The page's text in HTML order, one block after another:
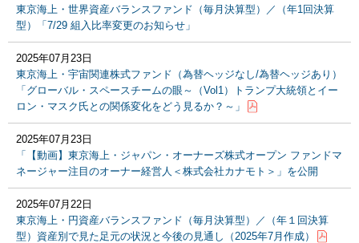
東京海上・世界資産バランスファンド（毎月決算型）／（年1回決算
型）「7/29 組入比率変更のお知らせ」
2025年07月23日
東京海上・宇宙関連株式ファンド（為替ヘッジなし/為替ヘッジあり）
「グローバル・スペースチームの眼～（Vol1）トランプ大統領とイー
ロン・マスク氏との関係変化をどう見るか？～」
2025年07月23日
「【動画】東京海上・ジャパン・オーナーズ株式オープン ファンドマ
ネージャー注目のオーナー経営人＜株式会社カナモト＞」を公開
2025年07月22日
東京海上・円資産バランスファンド（毎月決算型）／（年１回決算
型）資産別で見た足元の状況と今後の見通し（2025年7月作成）